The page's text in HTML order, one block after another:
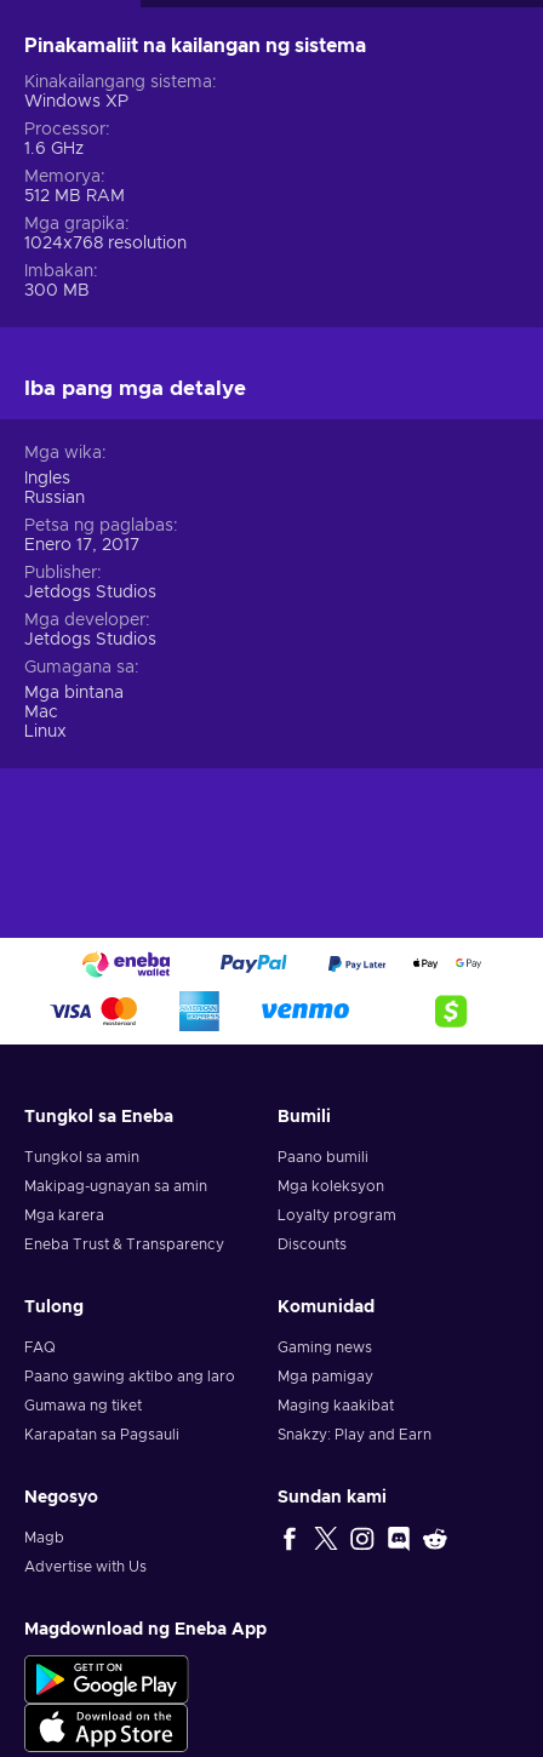
Pinakamaliit na kailangan ng sistema
Kinakailangang sistema
Windows XP
Processor
1.6 GHz
Memorya
512 MB RAM
Mga grapika
1024x768 resolution
Imbakan
300 MB
Iba pang mga detalye
Mga wika
Ingles
Russian
Petsa ng paglabas
Enero 17, 2017
Publisher
Jetdogs Studios
Mga developer
Jetdogs Studios
Gumagana sa
Mga bintana
Mac
Linux
Tungkol sa Eneba
Tungkol sa amin
Makipag-ugnayan sa amin
Mga karera
Eneba Trust & Transparency
Bumili
Paano bumili
Mga koleksyon
Loyalty program
Discounts
Tulong
FAQ
Paano gawing aktibo ang laro
Gumawa ng tiket
Karapatan sa Pagsauli
Komunidad
Gaming news
Mga pamigay
Maging kaakibat
Snakzy: Play and Earn
Negosyo
Magb
Advertise with Us
Sundan kami
Magdownload ng Eneba App